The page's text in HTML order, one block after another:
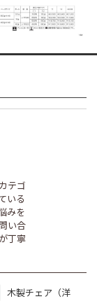
テゴ
いる
みを
い合
丁寧
木製チェア（洋